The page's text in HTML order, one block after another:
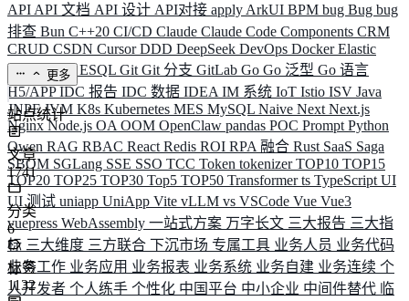
API API 文档 API 设计 API对接 apply ArkUI BPM bug Bug bug
排查 Bun C++20 CI/CD Claude Claude Code Components CRM
CRUD CSDN CursorDDD DeepSeek DevOps DockerElastic
ELK ElysiaESQL Git Git 分支 GitLab Go Go 泛型 Go 语言
H5/APPIDC 报告 IDC 数据 IDEA IM 系统 IoT Istio ISV Java
JNPFJVM K8s Kubernetes MES MySQL Naive Next Next.js
NginxNode.js OA OOM OpenClaw pandas POC Prompt Python
Qwen RAG RBAC React Redis ROI RPA 融合 Rust SaaS Saga
SBOM SGLang SSE SSO TCC Token tokenizerTOP10 TOP15
TOP20 TOP25 TOP30 Top5 TOP50 Transformerts TypeScript UI
UI 测试 uniapp UniApp Vite vLLM vs VSCode Vue Vue3
vuepress WebAssembly 一站式方案 万字长文 三大报告 三大指
标 三大维度 三方联合 下沉市场 专属工具 业务人员 业务代码
业务工作 业务应用 业务报表 业务系统 业务自建 业务连续 个
人开发者 个人练手 个性化 中国平台 中小企业 中间件替代 临
更多
站点统计
文章
1741
分类
6
标签
1132